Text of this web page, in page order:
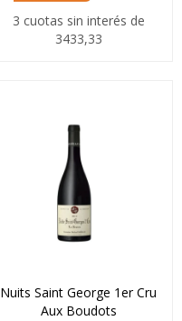
3 cuotas sin interés de
3433,33
Nuits Saint George 1er Cru
Aux Boudots